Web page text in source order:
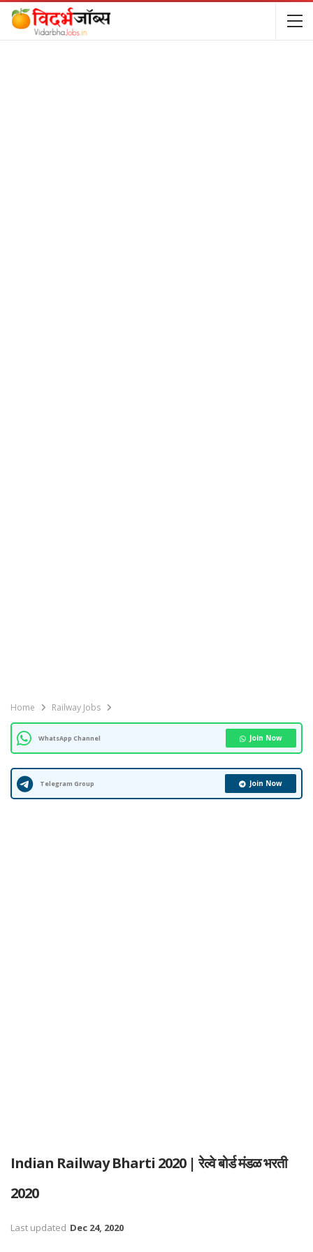
Home Railway Jobs
WhatsApp Channel Join Now
Telegram Group Join Now
Indian Railway Bharti 2020 | रेल्वे बोर्ड मंडळ भरती
2020
Last updated Dec 24, 2020